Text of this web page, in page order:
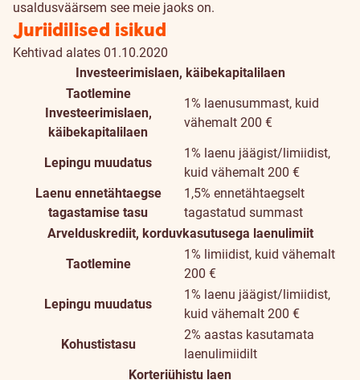
usaldusväärsem see meie jaoks on.
Juriidilised isikud
Kehtivad alates 01.10.2020
Investeerimislaen, käibekapitalilaen
Taotlemine
Investeerimislaen,
käibekapitalilaen
1% laenusummast, kuid
vähemalt 200 €
Lepingu muudatus
1% laenu jäägist/limiidist,
kuid vähemalt 200 €
Laenu ennetähtaegse
tagastamise tasu
1,5% ennetähtaegselt
tagastatud summast
Arvelduskrediit, korduvkasutusega laenulimiit
Taotlemine
1% limiidist, kuid vähemalt
200 €
Lepingu muudatus
1% laenu jäägist/limiidist,
kuid vähemalt 200 €
Kohustistasu
2% aastas kasutamata
laenulimiidilt
Korteriühistu laen